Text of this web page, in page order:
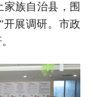
族自治县，围
开展调研。市政